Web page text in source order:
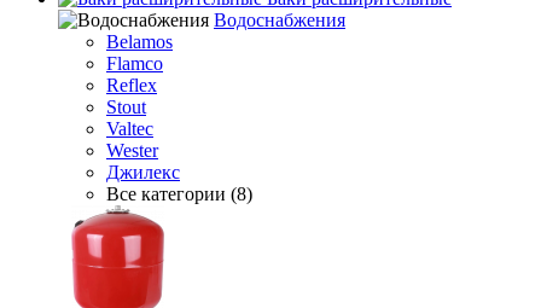
Водоснабжения
Belamos
Flamco
Reflex
Stout
Valtec
Wester
Джилекс
Все категории (8)